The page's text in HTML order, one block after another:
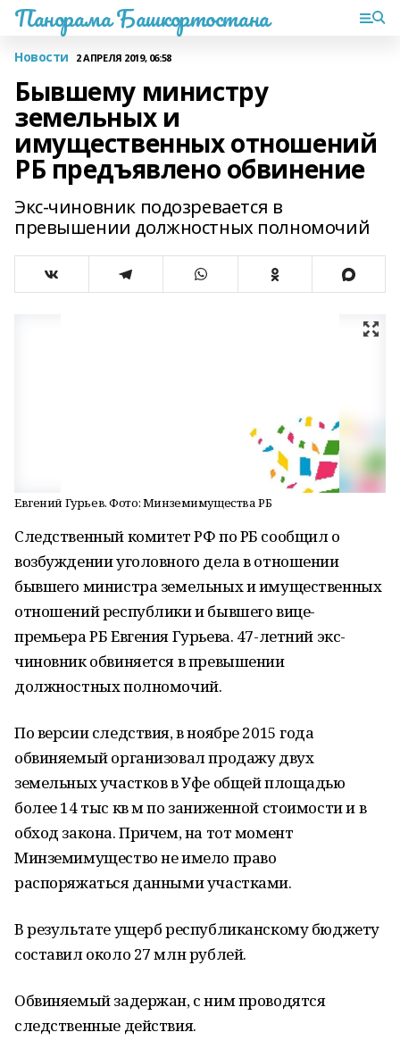
Панорама Башкортостана
Новости 2 АПРЕЛЯ 2019, 06:58
Бывшему министру
земельных и
имущественных отношений
РБ предъявлено обвинение
Экс-чиновник подозревается в
превышении должностных полномочий
Евгений Гурьев. Фото: Минземимущества РБ
Следственный комитет РФ по РБ сообщил о
возбуждении уголовного дела в отношении
бывшего министра земельных и имущественных
отношений республики и бывшего вице-
премьера РБ Евгения Гурьева. 47-летний экс-
чиновник обвиняется в превышении
должностных полномочий.
По версии следствия, в ноябре 2015 года
обвиняемый организовал продажу двух
земельных участков в Уфе общей площадью
более 14 тыс кв м по заниженной стоимости и в
обход закона. Причем, на тот момент
Минземимущество не имело право
распоряжаться данными участками.
В результате ущерб республиканскому бюджету
составил около 27 млн рублей.
Обвиняемый задержан, с ним проводятся
следственные действия.